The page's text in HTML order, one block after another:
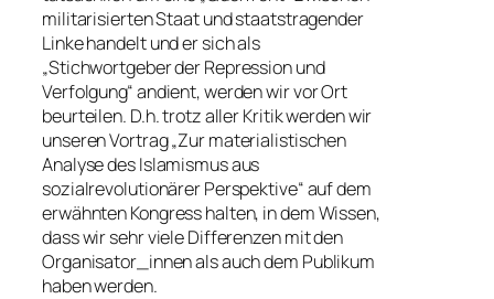
militarisierten Staat und staatstragender
Linke handelt und er sich als
„Stichwortgeber der Repression und
Verfolgung“ andient, werden wir vor Ort
beurteilen. D.h. trotz aller Kritik werden wir
unseren Vortrag „Zur materialistischen
Analyse des Islamismus aus
sozialrevolutionärer Perspektive“ auf dem
erwähnten Kongress halten, in dem Wissen,
dass wir sehr viele Differenzen mit den
Organisator_innen als auch dem Publikum
haben werden.